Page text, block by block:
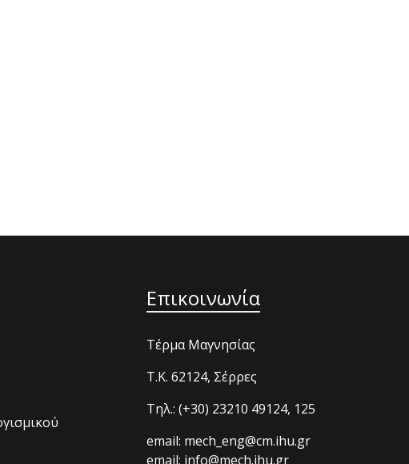
Επικοινωνία
Τέρμα Μαγνησίας
T.K. 62124, Σέρρες
Τηλ.: (+30) 23210 49124, 125
email: mech_eng@cm.ihu.gr
email: info@mech.ihu.gr